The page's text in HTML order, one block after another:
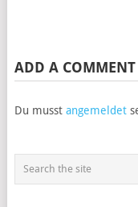
ADD A COMMENT
Du musst angemeldet